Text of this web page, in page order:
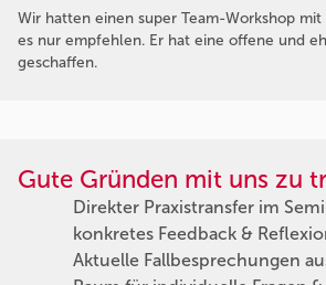
Wir hatten einen super Team-Workshop mit
es nur empfehlen. Er hat eine offene und
geschaffen.
Gute Gründen mit uns zu
Direkter Praxistransfer im
konkretes Feedback &
Aktuelle Fallbesprechungen